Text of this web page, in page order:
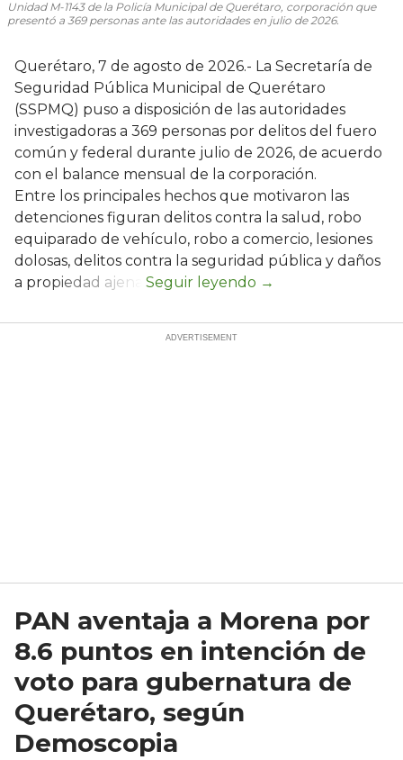
Unidad M-1143 de la Policía Municipal de Querétaro, corporación que
presentó a 369 personas ante las autoridades en julio de 2026.
Querétaro, 7 de agosto de 2026.- La Secretaría de
Seguridad Pública Municipal de Querétaro
(SSPMQ) puso a disposición de las autoridades
investigadoras a 369 personas por delitos del fuero
común y federal durante julio de 2026, de acuerdo
con el balance mensual de la corporación.
Entre los principales hechos que motivaron las
detenciones figuran delitos contra la salud, robo
equiparado de vehículo, robo a comercio, lesiones
dolosas, delitos contra la seguridad pública y daños
a propiedad ajena.
PAN aventaja a Morena por
8.6 puntos en intención de
voto para gubernatura de
Querétaro, según
Demoscopia